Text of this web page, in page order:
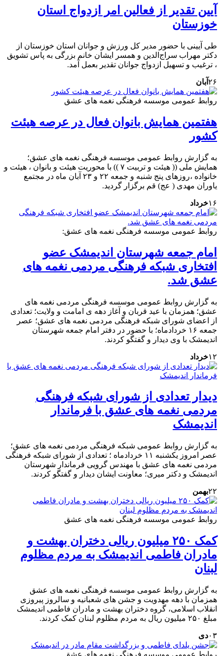
آیین تقدیر از فعالین امر ازدواج استان
خوزستان
طی آیینی با حضور مدیر کل ورزش و جوانان استان خوزستان از
دکتر مهراب سراج‌الدين و همسر ایشان خانم بزرگی به پاس تشویق
، ترغیب و تسهیل ازدواج جوانان تقدیر بعمل آمد.
۲۶ آبان
روابط عمومی موسسه فرهنگی نغمه های عشق
هفتمین همایش بانوان فعال در عرصه‌ هیئت
کشور
به گزارش روابط عمومی موسسه فرهنگی نغمه های عشق؛
همایش ملی (( هیئت و تربیت ۷ )) با محوریت هیئت و بانوان ، هیئت و
خانواده ،روزهای پنج شنبه و جمعه ۲۲ و ۲۳ آبان ماه در مجتمع
یاوران مهدی ( عج) قم برگزار گردید.
۱۶خرداد
روابط عمومی موسسه فرهنگی نغمه های عشق:
امام جمعه شهرستان اندیمشک عضو
افتخاری شبکه فرهنگی مردمی نغمه های
عشق شد.
به گزارش روابط عمومی موسسه فرهنگی مردمی نغمه های
عشق؛ همزمان با عید قربان و آغاز دهه ی امامت و ولایت؛ تعدادی
از اعضای شورای شبکه فرهنگی مردمی نغمه های عشق؛ عصر
جمعه ۱۶ خردادماه؛ با حضور در دفتر امام جمعه شهرستان
اندیمشک با وی دیدار و گفتگو کردند.
۱۲خرداد
دیدار تعدادی از شورای شبکه فرهنگی
مردمی نغمه های عشق با فرماندار
اندیمشک
به گزارش روابط عمومی شبکه فرهنگی مردمی نغمه های عشق؛
عصر امروز یکشنبه ۱۱ خردادماه ؛ تعدادی از شورای شبکه فرهنگی
مردمی نغمه های عشق با مهندس گرویی فرماندار شهرستان
اندیمشک و دکتر میری؛ معاونت ایشان دیدار و گفتگو کردند.
۲۲بهمن
روابط عمومی موسسه فرهنگی نغمه های عشق
کمک ۲۵۰ میلیون ریالی دختران بهشت و
مادران فاطمی اندیمشک به مردم مظلوم
لبنان
به گزارش روابط عمومی موسسه فرهنگی نغمه های عشق
همزمان با دهه مهدویت و جشن های شعبانیه و سالروز پیروزی
انقلاب اسلامی، گروه دختران بهشت و مادران فاطمی اندیمشک
مبلغ ۲۵۰ میلیون ریال به مردم مظلوم لبنان کمک کردند.
۰۳دی